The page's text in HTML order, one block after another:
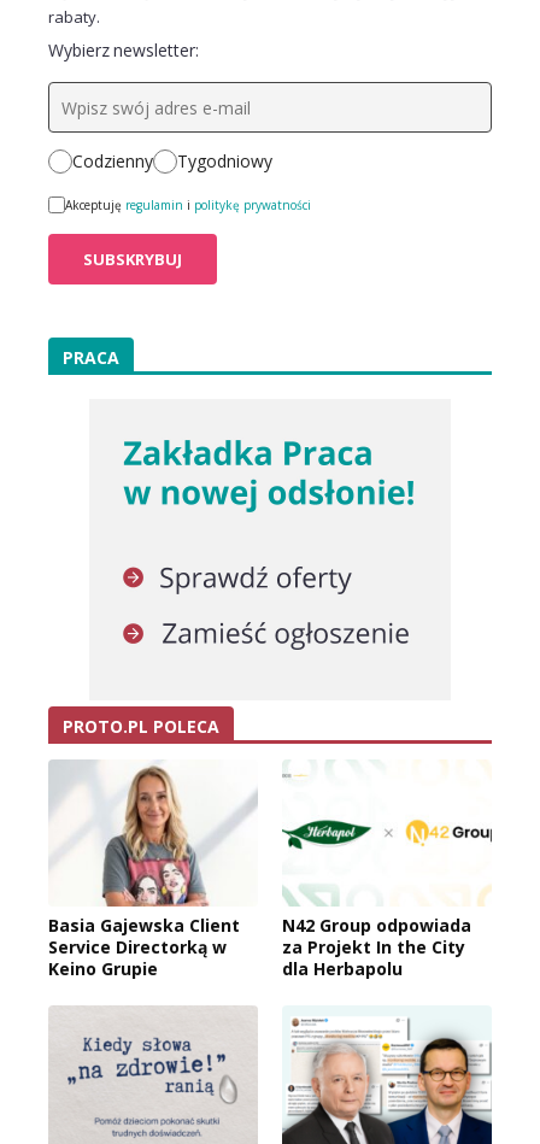
rabaty.
Wybierz newsletter:
Codzienny Tygodniowy
Akceptuję regulamin i politykę prywatności
PRACA
PROTO.PL POLECA
Basia Gajewska Client
Service Directorką w
Keino Grupie
N42 Group odpowiada
za Projekt In the City
dla Herbapolu